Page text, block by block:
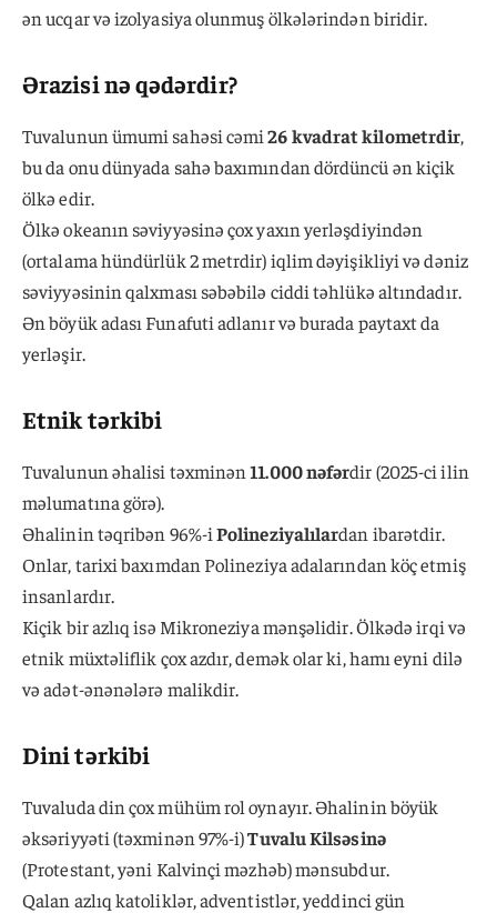
ən ucqar və izolyasiya olunmuş ölkələrindən biridir.
Ərazisi nə qədərdir?
Tuvalunun ümumi sahəsi cəmi26 kvadrat kilometrdir,
bu da onu dünyada sahə baxımından dördüncü ən kiçik
ölkə edir.
Ölkə okeanın səviyyəsinə çox yaxın yerləşdiyindən
(ortalama hündürlük 2 metrdir) iqlim dəyişikliyi və dəniz
səviyyəsinin qalxması səbəbilə ciddi təhlükə altındadır.
Ən böyük adası Funafuti adlanır və burada paytaxt da
yerləşir.
Etnik tərkibi
Tuvalunun əhalisi təxminən11.000 nəfərdir (2025-ci ilin
məlumatına görə).
Əhalinin təqribən 96%-iPolineziyalılardan ibarətdir.
Onlar, tarixi baxımdan Polineziya adalarından köç etmiş
insanlardır.
Kiçik bir azlıq isə Mikroneziya mənşəlidir. Ölkədə irqi və
etnik müxtəliflik çox azdır, demək olar ki, hamı eyni dilə
və adət-ənənələrə malikdir.
Dini tərkibi
Tuvaluda din çox mühüm rol oynayır. Əhalinin böyük
əksəriyyəti (təxminən 97%-i)Tuvalu Kilsəsinə
(Protestant, yəni Kalvinçi məzhəb) mənsubdur.
Qalan azlıq katoliklər, adventistlər, yeddinci gün